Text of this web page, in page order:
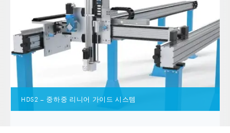
HDS2 – 중하중 리니어 가이드 시스템